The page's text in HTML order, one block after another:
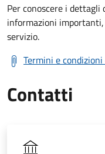
Per conoscere i
informazioni
servizio.
Termini e
Contatti